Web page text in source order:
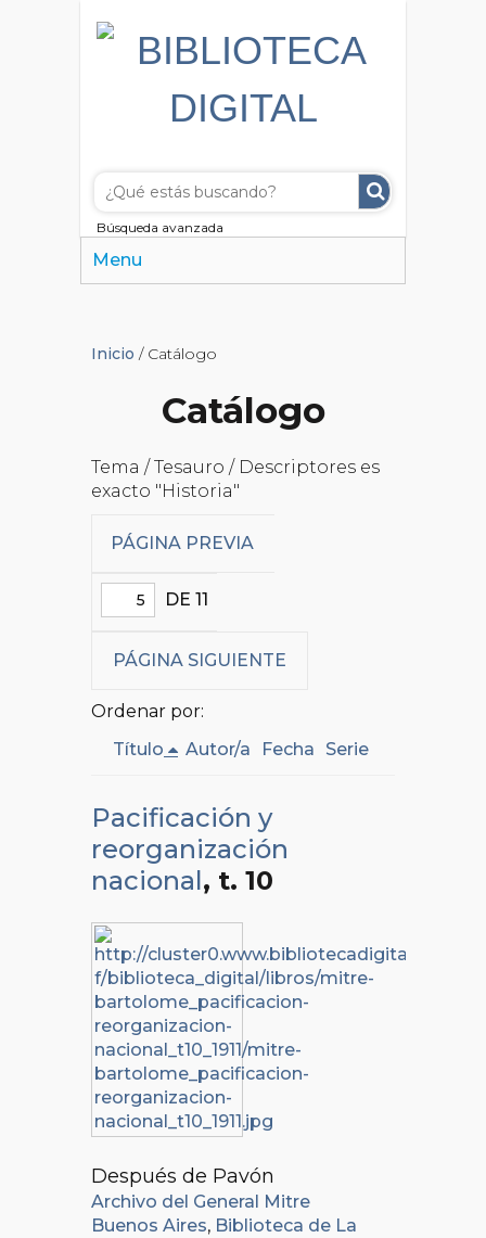
Búsqueda avanzada
Menu
Inicio / Catálogo
Catálogo
Tema / Tesauro / Descriptores es
exacto "Historia"
PÁGINA PREVIA
DE 11
PÁGINA SIGUIENTE
Ordenar por:
Título
Autor/a Fecha Serie
Pacificación y
reorganización
nacional, t. 10
Después de Pavón
Archivo del General Mitre
Buenos Aires, Biblioteca de La